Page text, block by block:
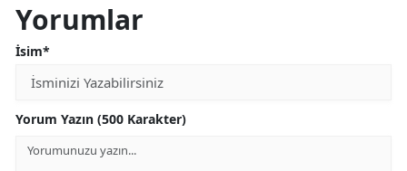
Yorumlar
İsim*
Yorum Yazın (500 Karakter)